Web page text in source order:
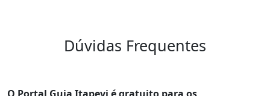
Dúvidas Frequentes